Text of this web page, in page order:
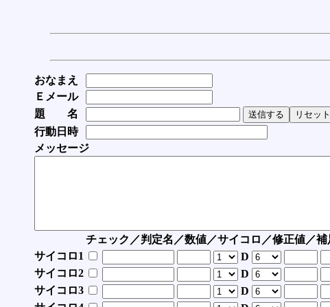
おなまえ
Ｅメール
題 名
行動日時
メッセージ
チェック／判定名／数値／サイコロ／修正値／補
サイコロ1
D
サイコロ2
D
サイコロ3
D